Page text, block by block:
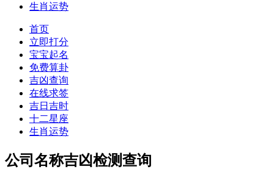
生肖运势
首页
立即打分
宝宝起名
免费算卦
吉凶查询
在线求签
吉日吉时
十二星座
生肖运势
公司名称吉凶检测查询